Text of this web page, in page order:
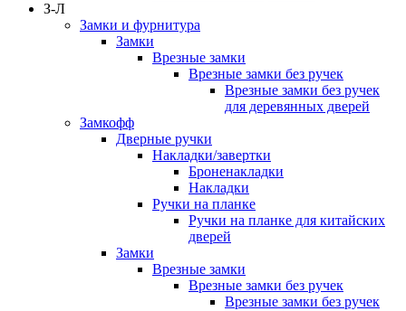
З-Л
Замки и фурнитура
Замки
Врезные замки
Врезные замки без ручек
Врезные замки без ручек
для деревянных дверей
Замкофф
Дверные ручки
Накладки/завертки
Броненакладки
Накладки
Ручки на планке
Ручки на планке для китайских
дверей
Замки
Врезные замки
Врезные замки без ручек
Врезные замки без ручек